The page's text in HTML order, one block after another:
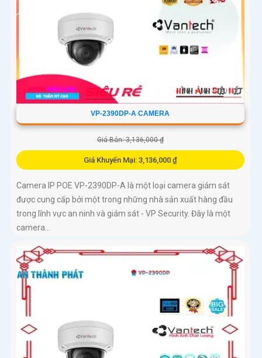
VP-2390DP-A CAMERA
Giá Bán: 3,136,000 ₫
Giá Khuyến Mại: 3,136,000 ₫
Camera IP POE VP-2390DP-A là một loại camera giám sát
được cung cấp bởi một trong những nhà sản xuất hàng đầu
trong lĩnh vực an ninh và giám sát - VP Security. Đây là một
camera...